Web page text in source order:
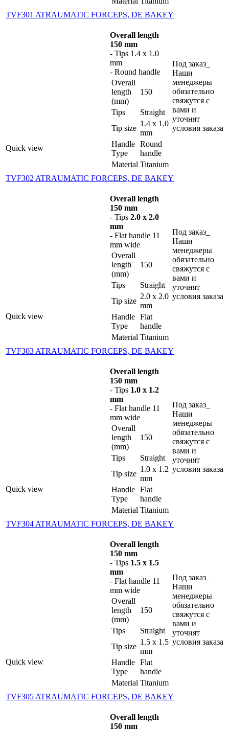
TVF301 ATRAUMATIC FORCEPS, DE BAKEY
Quick view
Overall length
150 mm
- Tips 1.4 x 1.0
mm
- Round handle
Overall
length
(mm)
150
Tips
Straight
Tip size
1.4 x 1.0
mm
Handle
Type
Round
handle
Material Titanium
Под заказ_
Наши
менеджеры
обязательно
свяжутся с
вами и
уточнят
условия заказа
TVF302 ATRAUMATIC FORCEPS, DE BAKEY
Quick view
Overall length
150 mm
- Tips 2.0 x 2.0
mm
- Flat handle 11
mm wide
Overall
length
(mm)
150
Tips
Straight
Tip size
2.0 x 2.0
mm
Handle
Type
Flat
handle
Material Titanium
Под заказ_
Наши
менеджеры
обязательно
свяжутся с
вами и
уточнят
условия заказа
TVF303 ATRAUMATIC FORCEPS, DE BAKEY
Quick view
Overall length
150 mm
- Tips 1.0 x 1.2
mm
- Flat handle 11
mm wide
Overall
length
(mm)
150
Tips
Straight
Tip size
1.0 x 1.2
mm
Handle
Type
Flat
handle
Material Titanium
Под заказ_
Наши
менеджеры
обязательно
свяжутся с
вами и
уточнят
условия заказа
TVF304 ATRAUMATIC FORCEPS, DE BAKEY
Quick view
Overall length
150 mm
- Tips 1.5 x 1.5
mm
- Flat handle 11
mm wide
Overall
length
(mm)
150
Tips
Straight
Tip size
1.5 x 1.5
mm
Handle
Type
Flat
handle
Material Titanium
Под заказ_
Наши
менеджеры
обязательно
свяжутся с
вами и
уточнят
условия заказа
TVF305 ATRAUMATIC FORCEPS, DE BAKEY
Overall length
150 mm